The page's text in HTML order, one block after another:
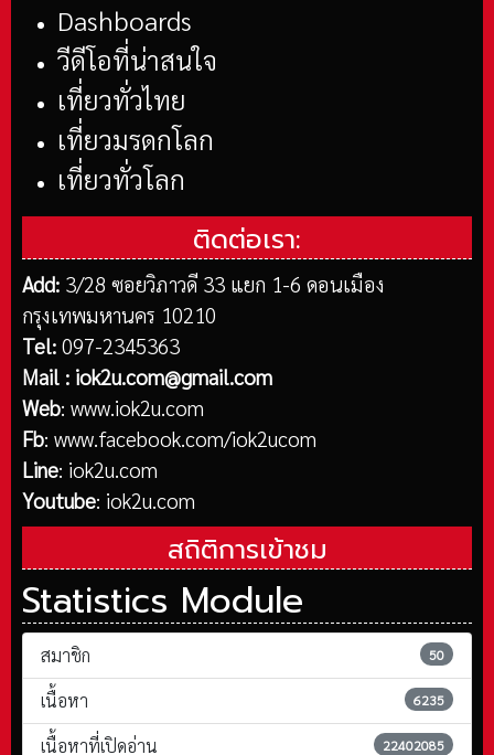
Dashboards
วีดีโอที่น่าสนใจ
เที่ยวทั่วไทย
เที่ยวมรดกโลก
เที่ยวทั่วโลก
ติดต่อเรา:
Add: 3/28 ซอยวิภาวดี 33 แยก 1-6 ดอนเมือง
กรุงเทพมหานคร 10210
Tel: 097-2345363
Mail : iok2u.com@gmail.com
Web: www.iok2u.com
Fb: www.facebook.com/iok2ucom
Line: iok2u.com
Youtube: iok2u.com
สถิติการเข้าชม
Statistics Module
สมาชิก 50
เนื้อหา 6235
เนื้อหาที่เปิดอ่าน 22402085